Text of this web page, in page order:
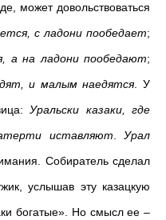
может довольствоваться
с ладони пообедает;
а на ладони пообедают;
и малым наедятся. У
Уральски казаки, где
иставляют .Урал
Собиратель сделал
услышав эту казацкую
богатые». Но смысл ее –